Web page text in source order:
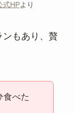
式HPより
もあり、贅
食べた